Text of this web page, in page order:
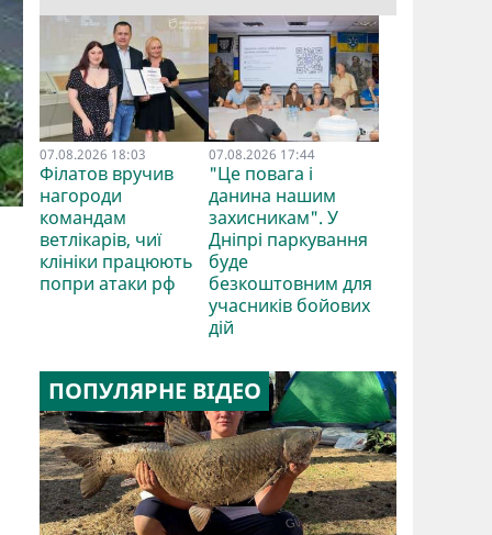
07.08.2026 18:03
Філатов вручив
нагороди
командам
ветлікарів, чиї
клініки працюють
попри атаки рф
07.08.2026 17:44
"Це повага і
данина нашим
захисникам". У
Дніпрі паркування
буде
безкоштовним для
учасників бойових
дій
ПОПУЛЯРНЕ ВІДЕО